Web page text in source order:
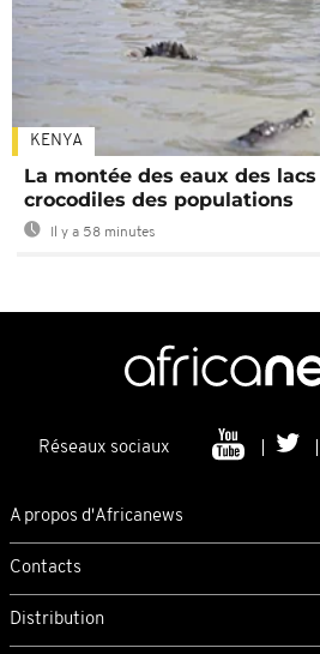
KENYA
La montée des eaux des
crocodiles des populations
Il y a 58 minutes
Réseaux sociaux
A propos d'Africanews
Contacts
Distribution